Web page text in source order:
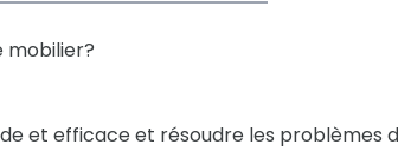
mobilier?
efficace et résoudre les problèmes